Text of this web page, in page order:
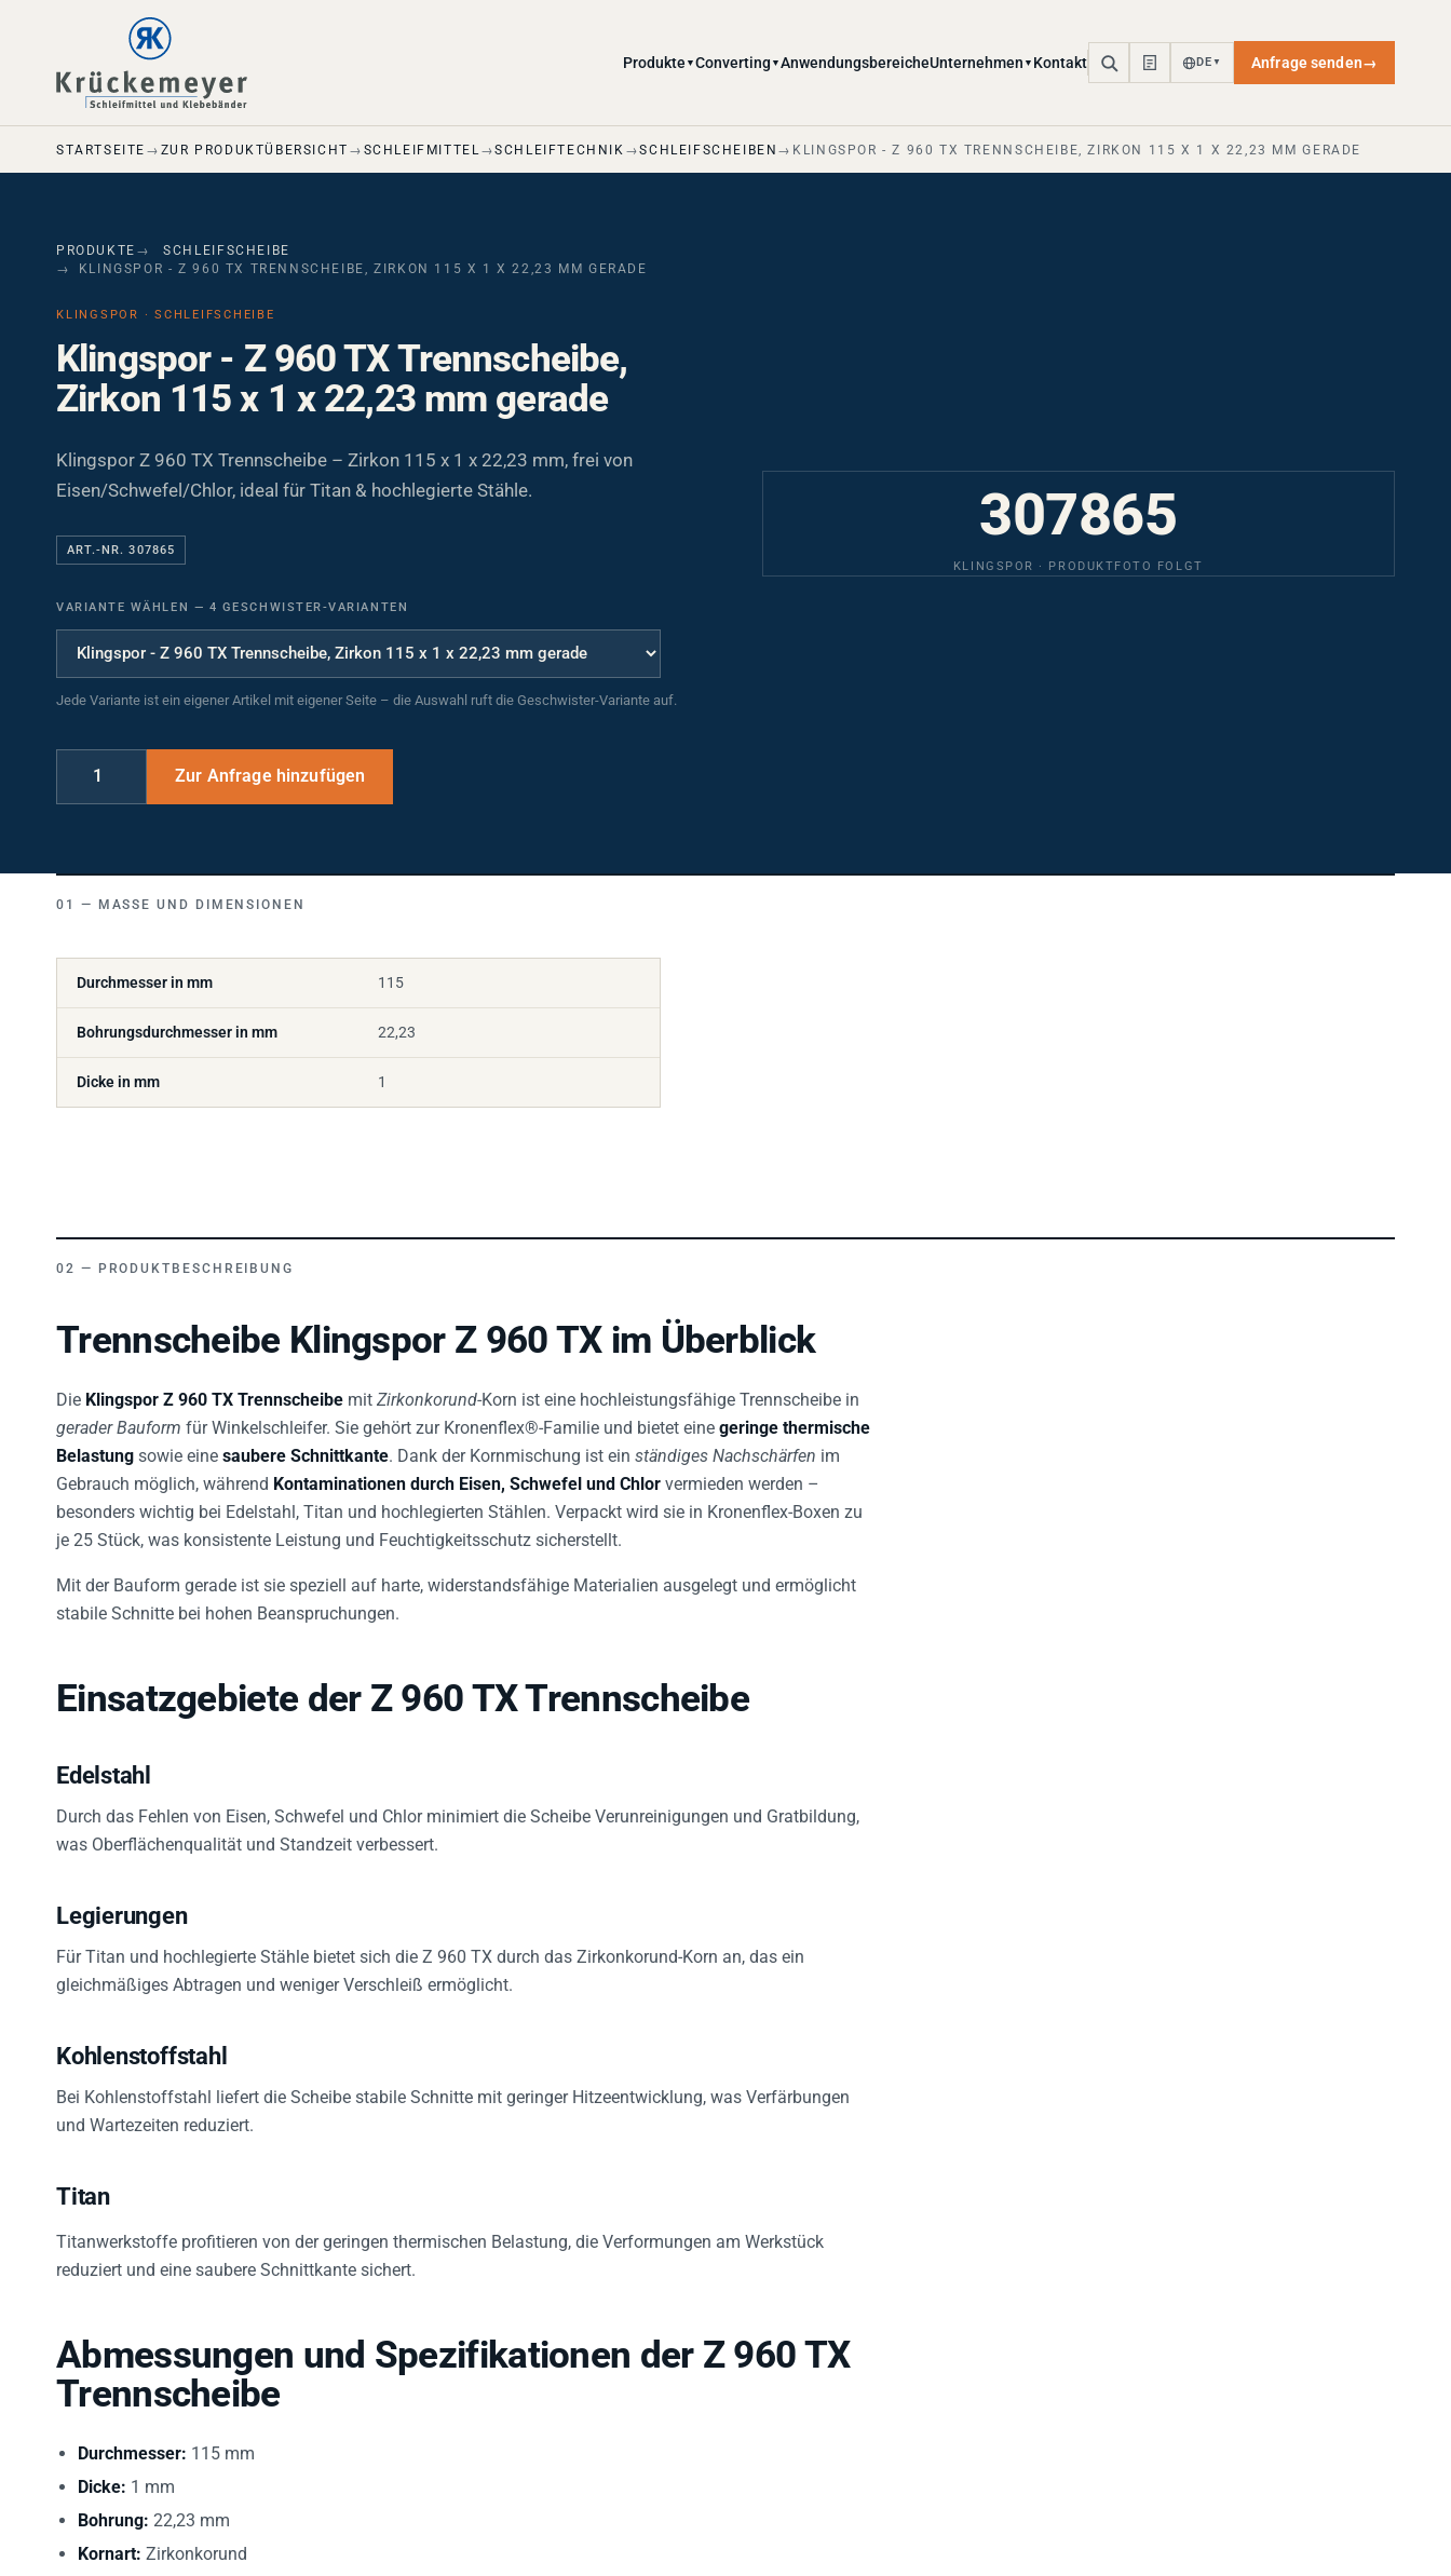
Skip to main navigation
Skip to main content
Skip to page footer
Produkte ▼Converting ▼ AnwendungsbereicheUnternehmen ▼ Kontakt DE ▼ Anfrage senden→
STARTSEITE ZUR PRODUKTÜBERSICHT SCHLEIFMITTEL SCHLEIFTECHNIK SCHLEIFSCHEIBEN KLINGSPOR - Z 960 TX TRENNSCHEIBE, ZIRKON 115 X 1 X 22,23 MM GERADE
PRODUKTE
SCHLEIFSCHEIBE
KLINGSPOR - Z 960 TX TRENNSCHEIBE, ZIRKON 115 X 1 X 22,23 MM GERADE
KLINGSPOR · SCHLEIFSCHEIBE
Klingspor - Z 960 TX Trennscheibe,
Zirkon 115 x 1 x 22,23 mm gerade
Klingspor Z 960 TX Trennscheibe – Zirkon 115 x 1 x 22,23 mm, frei von
Eisen/Schwefel/Chlor, ideal für Titan & hochlegierte Stähle.
ART.-NR. 307865
VARIANTE WÄHLEN — 4 GESCHWISTER-VARIANTEN
Jede Variante ist ein eigener Artikel mit eigener Seite – die Auswahl ruft die Geschwister-Variante auf.
307865
KLINGSPOR · PRODUKTFOTO FOLGT
MASSE UND DIMENSIONEN
Durchmesser in mm 115
Bohrungsdurchmesser in mm 22,23
Dicke in mm 1
PRODUKTBESCHREIBUNG
Trennscheibe Klingspor Z 960 TX im Überblick
Die Klingspor Z 960 TX Trennscheibe mit Zirkonkorund-Korn ist eine hochleistungsfähige Trennscheibe in
gerader Bauform für Winkelschleifer. Sie gehört zur Kronenflex®-Familie und bietet eine geringe thermische
Belastung sowie eine saubere Schnittkante. Dank der Kornmischung ist ein ständiges Nachschärfen im
Gebrauch möglich, während Kontaminationen durch Eisen, Schwefel und Chlor vermieden werden –
besonders wichtig bei Edelstahl, Titan und hochlegierten Stählen. Verpackt wird sie in Kronenflex-Boxen zu
je 25 Stück, was konsistente Leistung und Feuchtigkeitsschutz sicherstellt.
Mit der Bauform gerade ist sie speziell auf harte, widerstandsfähige Materialien ausgelegt und ermöglicht
stabile Schnitte bei hohen Beanspruchungen.
Einsatzgebiete der Z 960 TX Trennscheibe
Edelstahl
Durch das Fehlen von Eisen, Schwefel und Chlor minimiert die Scheibe Verunreinigungen und Gratbildung,
was Oberflächenqualität und Standzeit verbessert.
Legierungen
Für Titan und hochlegierte Stähle bietet sich die Z 960 TX durch das Zirkonkorund-Korn an, das ein
gleichmäßiges Abtragen und weniger Verschleiß ermöglicht.
Kohlenstoffstahl
Bei Kohlenstoffstahl liefert die Scheibe stabile Schnitte mit geringer Hitzeentwicklung, was Verfärbungen
und Wartezeiten reduziert.
Titan
Titanwerkstoffe profitieren von der geringen thermischen Belastung, die Verformungen am Werkstück
reduziert und eine saubere Schnittkante sichert.
Abmessungen und Spezifikationen der Z 960 TX
Trennscheibe
Durchmesser: 115 mm
Dicke: 1 mm
Bohrung: 22,23 mm
Kornart: Zirkonkorund